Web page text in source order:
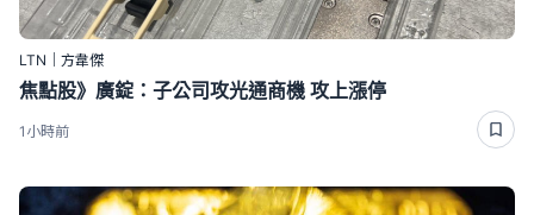
LTN｜方韋傑
焦點股》廣錠：子公司攻光通商機 攻上漲停
1小時前